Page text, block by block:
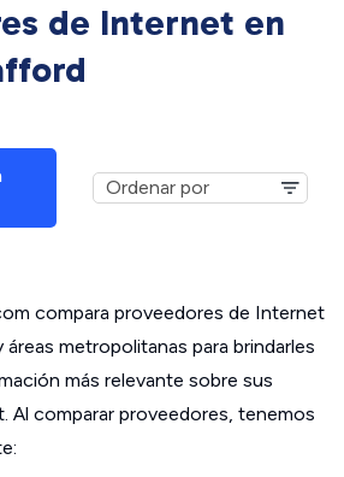
de Internet en
compara proveedores de Internet
metropolitanas para brindarles
más relevante sobre sus
Al comparar proveedores, tenemos